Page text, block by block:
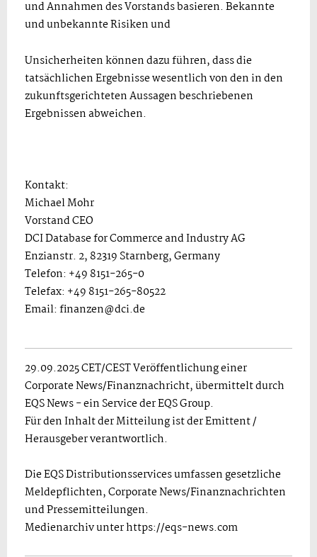
und Annahmen des Vorstands basieren. Bekannte
und unbekannte Risiken und
Unsicherheiten können dazu führen, dass die
tatsächlichen Ergebnisse wesentlich von den in den
zukunftsgerichteten Aussagen beschriebenen
Ergebnissen abweichen.
Kontakt:
Michael Mohr
Vorstand CEO
DCI Database for Commerce and Industry AG
Enzianstr. 2, 82319 Starnberg, Germany
Telefon: +49 8151-265-0
Telefax: +49 8151-265-80522
Email: finanzen@dci.de
29.09.2025 CET/CEST Veröffentlichung einer
Corporate News/Finanznachricht, übermittelt durch
EQS News - ein Service der EQS Group.
Für den Inhalt der Mitteilung ist der Emittent /
Herausgeber verantwortlich.
Die EQS Distributionsservices umfassen gesetzliche
Meldepflichten, Corporate News/Finanznachrichten
und Pressemitteilungen.
Medienarchiv unter https://eqs-news.com